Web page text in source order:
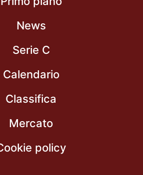
News
Serie C
Calendario
Classifica
Mercato
policy